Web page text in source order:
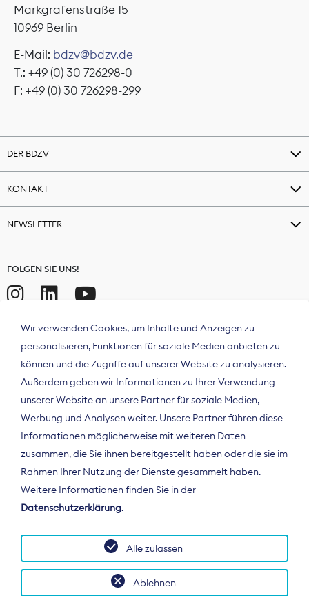
Markgrafenstraße 15
10969 Berlin
E-Mail: bdzv@bdzv.de
T.: +49 (0) 30 726298-0
F: +49 (0) 30 726298-299
DER BDZV
KONTAKT
NEWSLETTER
FOLGEN SIE UNS!
Der Bundesverband Digitalpublisher und
Zeitungsverleger (BDZV) vertritt als
Spitzenorganisation die Interessen der
Deutschland und auf EU-Ebene.
Wir verwenden Cookies, um Inhalte und Anzeigen zu
personalisieren, Funktionen für soziale Medien anbieten zu
können und die Zugriffe auf unserer Website zu analysieren.
Außerdem geben wir Informationen zu Ihrer Verwendung
unserer Website an unsere Partner für soziale Medien,
Werbung und Analysen weiter. Unsere Partner führen diese
Informationen möglicherweise mit weiteren Daten
zusammen, die Sie ihnen bereitgestellt haben oder die sie im
Rahmen Ihrer Nutzung der Dienste gesammelt haben.
Weitere Informationen finden Sie in der
Datenschutzerklärung.
Ablehnen
Alle zulassen